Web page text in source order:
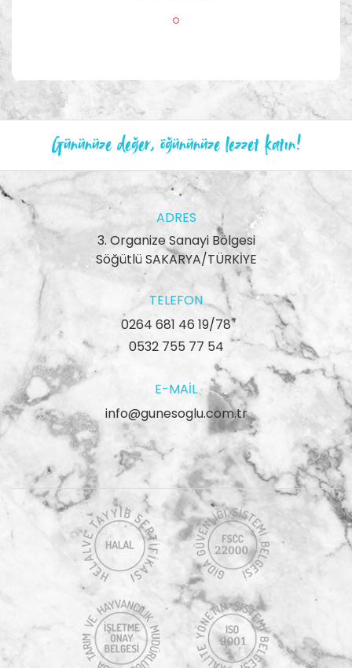
Gününüze değer, öğününüze lezzet katın!
ADRES
3. Organize Sanayi Bölgesi
Söğütlü SAKARYA/TÜRKİYE
TELEFON
0264 681 46 19/78
0532 755 77 54
E-MAIL
info@gunesoglu.com.tr